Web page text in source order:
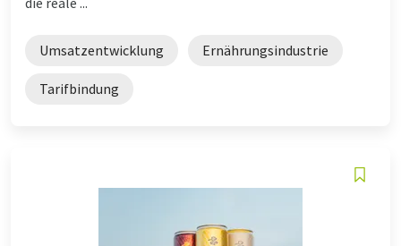
Umsatzentwicklung Ernährungsindustrie
Tarifbindung